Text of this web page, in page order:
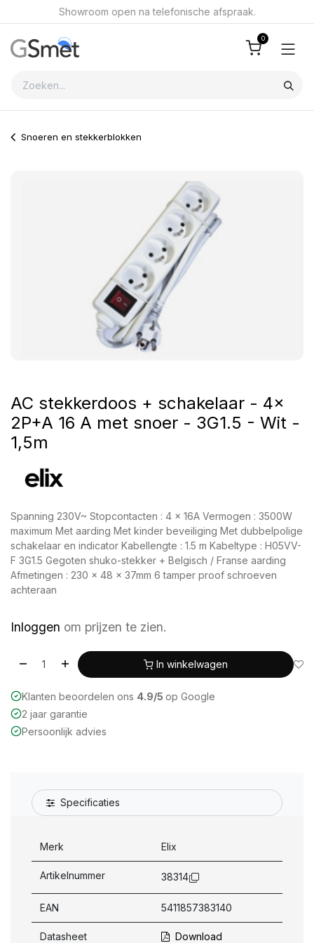
Overslaan naar inhoudShowroom open na telefonische afspraak.
0
Snoeren en stekkerblokken
AC stekkerdoos + schakelaar - 4x
2P+A 16 A met snoer - 3G1.5 - Wit -
1,5m
Spanning 230V~ Stopcontacten : 4 x 16A Vermogen : 3500W
maximum Met aarding Met kinder beveiliging Met dubbelpolige
schakelaar en indicator Kabellengte : 1.5 m Kabeltype : H05VV-
F 3G1.5 Gegoten shuko-stekker + Belgisch / Franse aarding
Afmetingen : 230 x 48 x 37mm 6 tamper proof schroeven
achteraan
Inloggen om prijzen te zien.
In winkelwagen
Klanten beoordelen ons 4.9/5 op Google
2 jaar garantie
Persoonlijk advies
Specificaties
Merk Elix
Artikelnummer 38314
EAN 5411857383140
Datasheet Download